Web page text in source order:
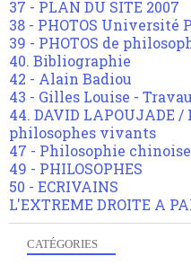
37 - PLAN DU SITE 2007
38 - PHOTOS Université
39 - PHOTOS de
40. Bibliographie
42 - Alain Badiou
43 - Gilles Louise -
44. DAVID LAPOUJADE
philosophes vivants
47 - Philosophie chinoise
49 - PHILOSOPHES
50 - ECRIVAINS
L'EXTREME DROITE A
CATÉGORIES